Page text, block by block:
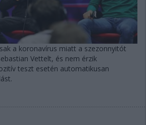
a koronavírus miatt a szezonnyitót
Vettelt, és nem érzik
teszt esetén automatikusan